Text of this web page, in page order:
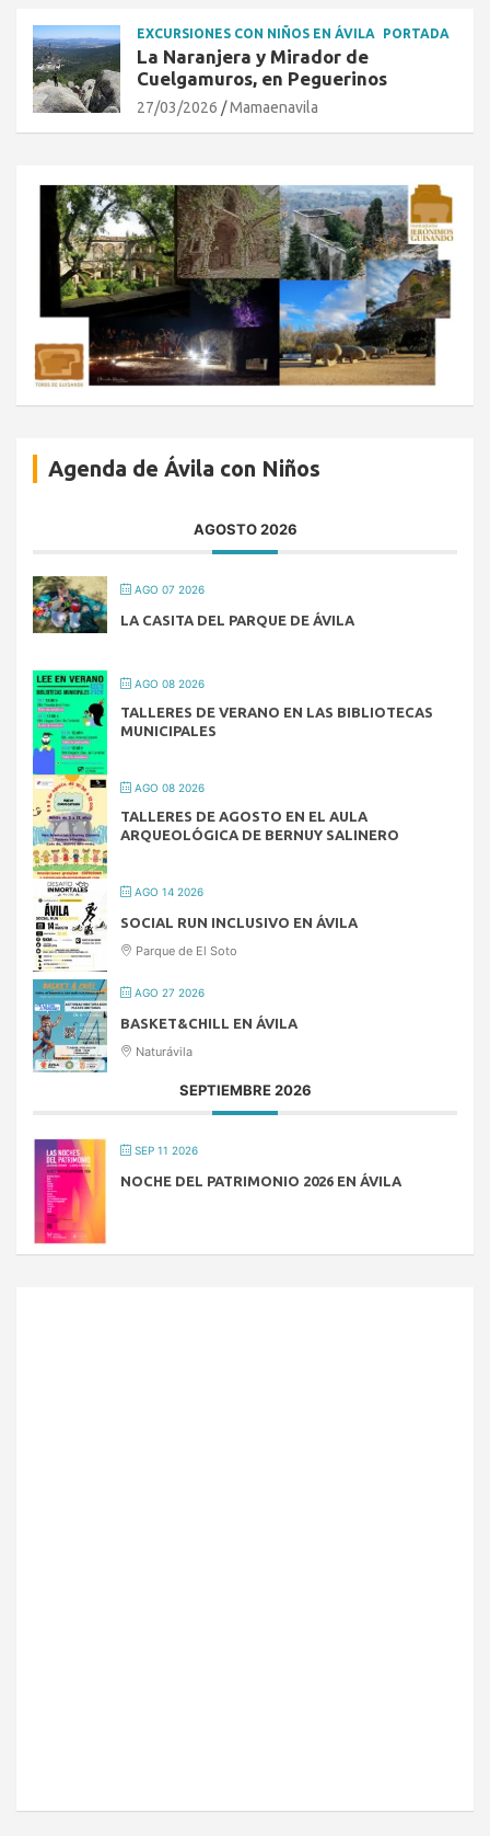
EXCURSIONES CON NIÑOS EN ÁVILA PORTADA
La Naranjera y Mirador de
Cuelgamuros, en Peguerinos
27/03/2026 Mamaenavila
Agenda de Ávila con Niños
AGOSTO 2026
AGO 07 2026
LA CASITA DEL PARQUE DE ÁVILA
AGO 08 2026
TALLERES DE VERANO EN LAS BIBLIOTECAS
MUNICIPALES
AGO 08 2026
TALLERES DE AGOSTO EN EL AULA
ARQUEOLÓGICA DE BERNUY SALINERO
AGO 14 2026
SOCIAL RUN INCLUSIVO EN ÁVILA
Parque de El Soto
AGO 27 2026
BASKET&CHILL EN ÁVILA
Naturávila
SEPTIEMBRE 2026
SEP 11 2026
NOCHE DEL PATRIMONIO 2026 EN ÁVILA